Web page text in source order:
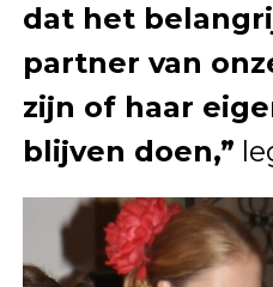
dat het
partner van
zijn of haar
blijven doen,”